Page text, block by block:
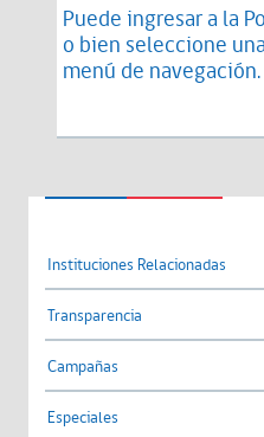
Puede ingresar a la
o bien seleccione
menú de navegación.
Instituciones Relacionadas
Transparencia
Campañas
Especiales